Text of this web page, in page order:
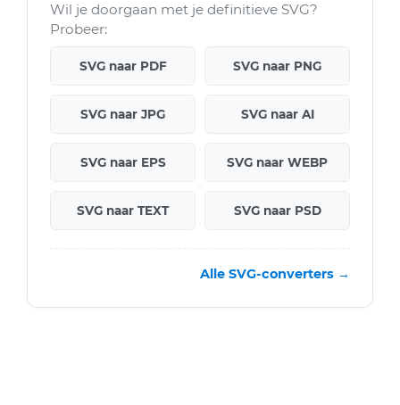
Wil je doorgaan met je definitieve SVG?
Probeer:
SVG naar PDF SVG naar PNG
SVG naar JPG SVG naar AI
SVG naar EPS SVG naar WEBP
SVG naar TEXT SVG naar PSD
Alle SVG-converters →